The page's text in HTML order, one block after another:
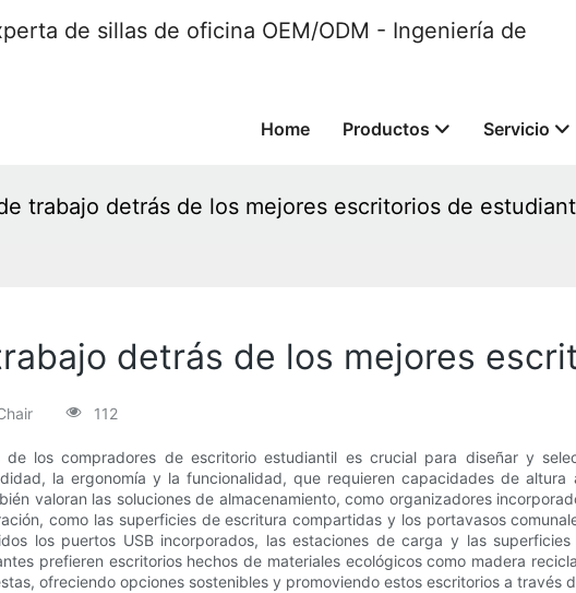
de sillas de oficina OEM/ODM - Ingeniería de
Home Productos Servicio
trabajo detrás de los mejores escritorios de
detrás de los mejores
112
de los compradores de escritorio estudiantil es crucial para diseñar y
la ergonomía y la funcionalidad, que requieren capacidades de
valoran las soluciones de almacenamiento, como organizadores
como las superficies de escritura compartidas y los portavasos
los puertos USB incorporados, las estaciones de carga y las
prefieren escritorios hechos de materiales ecológicos como madera
ofreciendo opciones sostenibles y promoviendo estos escritorios a través